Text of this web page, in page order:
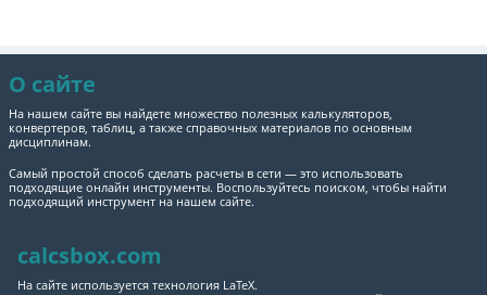
О сайте
На нашем сайте вы найдете множество полезных калькуляторов,
конвертеров, таблиц, а также справочных материалов по основным
дисциплинам.
Самый простой способ сделать расчеты в сети — это использовать
подходящие онлайн инструменты. Воспользуйтесь поиском, чтобы найти
подходящий инструмент на нашем сайте.
calcsbox.com
На сайте используется технология LaTeX.